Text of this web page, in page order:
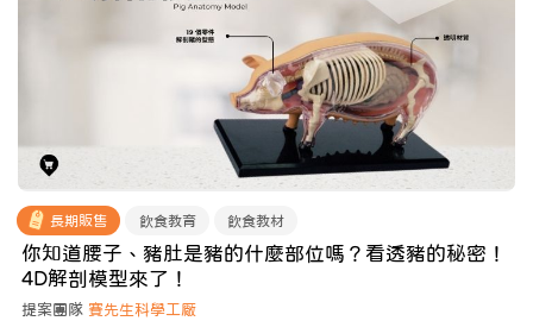
長期販售 飲食教育 飲食教材
你知道腰子、豬肚是豬的什麼部位嗎？看透豬的秘密！
4D解剖模型來了！
提案團隊 賽先生科學工厰